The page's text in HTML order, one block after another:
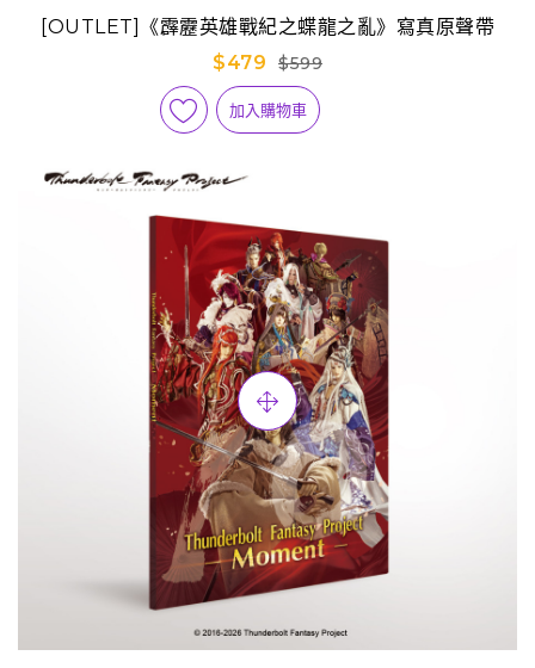
[OUTLET]《霹靂英雄戰紀之蝶龍之亂》寫真原聲帶
$479
$599
加入購物車